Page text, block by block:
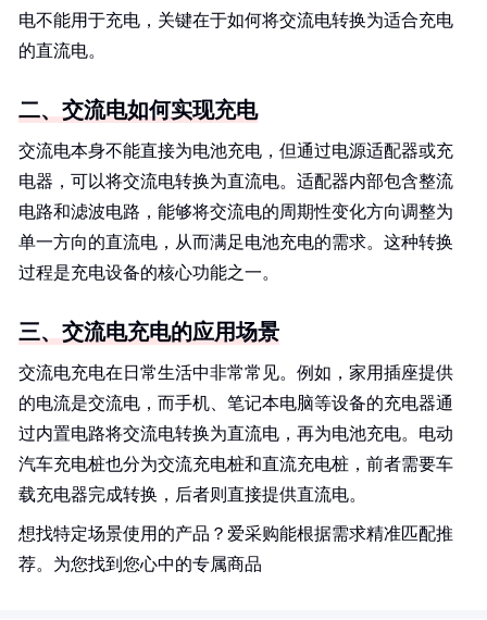
电不能用于充电，关键在于如何将交流电转换为适合充电
的直流电。
二、交流电如何实现充电
交流电本身不能直接为电池充电，但通过电源适配器或充
电器，可以将交流电转换为直流电。适配器内部包含整流
电路和滤波电路，能够将交流电的周期性变化方向调整为
单一方向的直流电，从而满足电池充电的需求。这种转换
过程是充电设备的核心功能之一。
三、交流电充电的应用场景
交流电充电在日常生活中非常常见。例如，家用插座提供
的电流是交流电，而手机、笔记本电脑等设备的充电器通
过内置电路将交流电转换为直流电，再为电池充电。电动
汽车充电桩也分为交流充电桩和直流充电桩，前者需要车
载充电器完成转换，后者则直接提供直流电。
想找特定场景使用的产品？爱采购能根据需求精准匹配推
荐。为您找到您心中的专属商品